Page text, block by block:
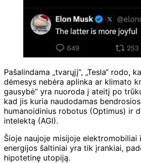
Pašalindama „tvarųjį“, „Tesla“ rodo,
dėmesys nebėra aplinka ar klimato
gausybė“ yra nuoroda į ateitį po
kad jis kuria naudodamas
humanoidinius robotus (Optimus) ir
intelektą (AGI).
Šioje naujoje misijoje elektromobiliai
energijos šaltiniai yra tik įrankiai,
hipotetinę utopiją.